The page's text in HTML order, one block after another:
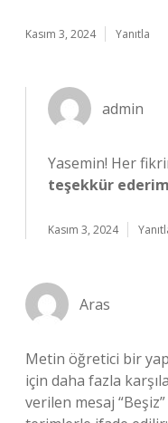
Kasım 3, 2024 Yanıtla
admin
Yasemin! Her
teşekkür ederim
Kasım 3, 2024
Aras
Metin öğretici bir
için daha fazla
verilen mesaj